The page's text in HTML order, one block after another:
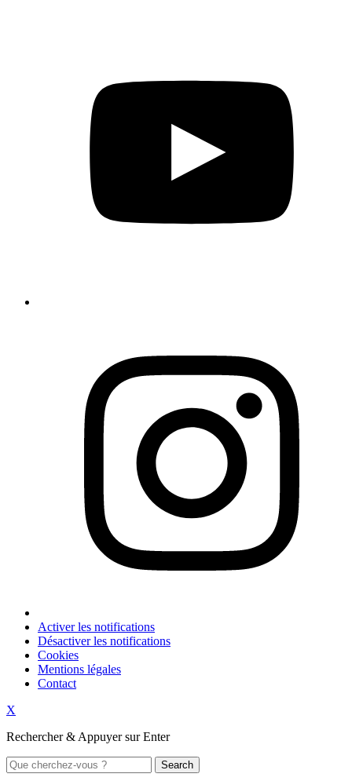
Activer les notifications
Désactiver les notifications
Cookies
Mentions légales
Contact
X
Rechercher & Appuyer sur Enter